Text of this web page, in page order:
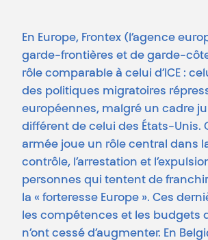
En Europe, Frontex (l’agence
garde-frontières et de garde-
rôle comparable à celui d’ICE :
des politiques migratoires
européennes, malgré un cadre
différent de celui des États-Unis.
armée joue un rôle central dans
contrôle, l’arrestation et
personnes qui tentent de
la « forteresse Europe ». Ces
les compétences et les budgets
n’ont cessé d’augmenter. En